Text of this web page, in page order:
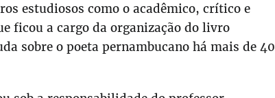
estudiosos como o acadêmico, crítico e
ficou a cargo da organização do livro
sobre o poeta pernambucano há mais de 40